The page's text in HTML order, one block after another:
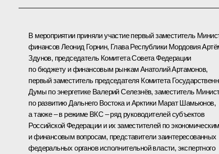
В мероприятии приняли участие первый заместитель
финансов Леонид Горнин, Глава Республики Мордовия
Здунов, председатель Комитета Совета Федерации
по бюджету и финансовым рынкам Анатолий Артамонов,
первый заместитель председателя Комитета
Думы по энергетике Валерий Селезнёв, заместитель
по развитию Дальнего Востока и Арктики Марат Шамьюнов,
а также – в режиме ВКС – ряд руководителей субъектов
Российской Федерации и их заместителей по экономическим
и финансовым вопросам, представители заинтересованных
федеральных органов исполнительной власти, экспертного